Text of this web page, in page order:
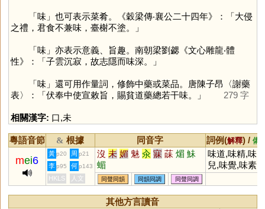
「味」也可表示菜肴。《穀梁傳‧襄公二十四年》：「大侵
之禮，君食不兼味，臺榭不塗。」
「味」亦表示意義、旨趣。南朝梁劉勰《文心雕龍‧體
性》：「子雲沉寂，故志隱而味深。」
「味」還可用作量詞，修飾中藥或菜品。唐陳子昂〈謝藥
表〉：「伏奉中使宣敕旨，賜貧道藥總若干味。」
279 字
相關漢字: 口,未
粵語音節 & 根據 同音字 詞例(解釋) / 備
mei6
黃 p20 周 p21 沒 未 媚 魅 汆 寐 菋 煝 鮇
蝞
味道,味精,味
兒,味覺,味素
李 p95 何 p143
HKLS 人文 同聲同韻 同韻同調 同聲同調
其他方言讀音